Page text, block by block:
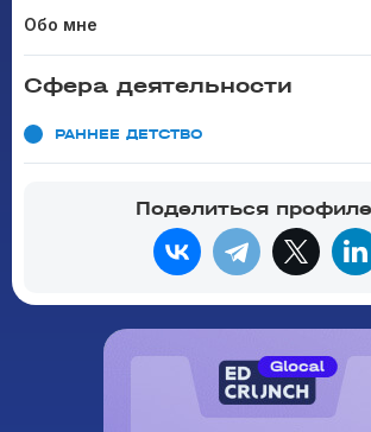
Обо мне
Сфера деятельности
РАННЕЕ ДЕТСТВО
Поделиться